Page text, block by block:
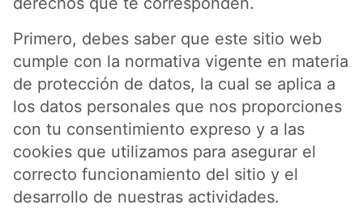
Primero, debes saber que este sitio web
cumple con la normativa vigente en materia
de protección de datos, la cual se aplica a
los datos personales que nos proporciones
con tu consentimiento expreso y a las
cookies que utilizamos para asegurar el
correcto funcionamiento del sitio y el
desarrollo de nuestras actividades.